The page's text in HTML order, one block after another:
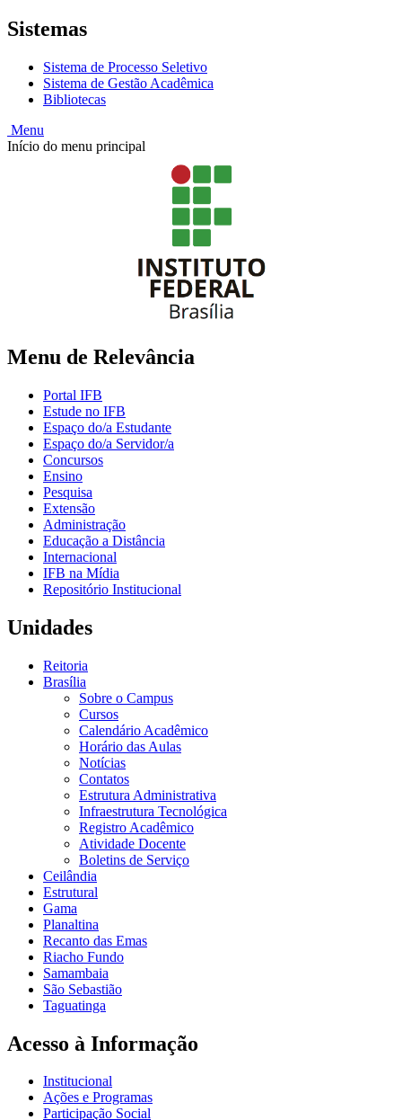
Sistemas
Sistema de Processo Seletivo
Sistema de Gestão Acadêmica
Bibliotecas
Menu
Início do menu principal
Menu de Relevância
Portal IFB
Estude no IFB
Espaço do/a Estudante
Espaço do/a Servidor/a
Concursos
Ensino
Pesquisa
Extensão
Administração
Educação a Distância
Internacional
IFB na Mídia
Repositório Institucional
Unidades
Reitoria
Brasília
Sobre o Campus
Cursos
Calendário Acadêmico
Horário das Aulas
Notícias
Contatos
Estrutura Administrativa
Infraestrutura Tecnológica
Registro Acadêmico
Atividade Docente
Boletins de Serviço
Ceilândia
Estrutural
Gama
Planaltina
Recanto das Emas
Riacho Fundo
Samambaia
São Sebastião
Taguatinga
Acesso à Informação
Institucional
Ações e Programas
Participação Social